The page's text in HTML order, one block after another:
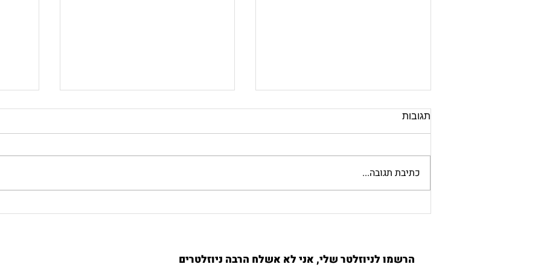
תגובות
כתיבת תגובה...
הרשמו לניוזלטר שלי, אני לא אשלח הרבה ניוזלטרים